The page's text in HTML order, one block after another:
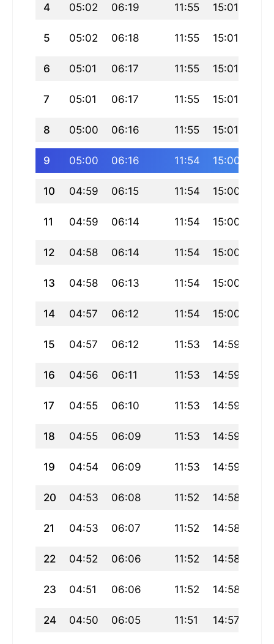
4 05:02 06:19 11:55 15:01
5 05:02 06:18 11:55 15:01
6 05:01 06:17 11:55 15:01
7 05:01 06:17 11:55 15:01
8 05:00 06:16 11:55 15:01
9 05:00 06:16 11:54 15:00
10 04:59 06:15 11:54 15:00
11 04:59 06:14 11:54 15:00
12 04:58 06:14 11:54 15:00
13 04:58 06:13 11:54 15:00
14 04:57 06:12 11:54 15:00
15 04:57 06:12 11:53 14:59
16 04:56 06:11 11:53 14:59
17 04:55 06:10 11:53 14:59
18 04:55 06:09 11:53 14:59
19 04:54 06:09 11:53 14:59
20 04:53 06:08 11:52 14:58
21 04:53 06:07 11:52 14:58
22 04:52 06:06 11:52 14:58
23 04:51 06:06 11:52 14:58
24 04:50 06:05 11:51 14:57